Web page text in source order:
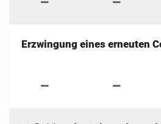
Erzwingung eines erneuten